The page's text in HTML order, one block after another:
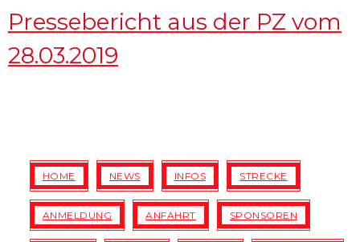
Pressebericht aus der PZ vom
28.03.2019
HOME NEWS INFOS STRECKE
ANMELDUNG ANFAHRT SPONSOREN